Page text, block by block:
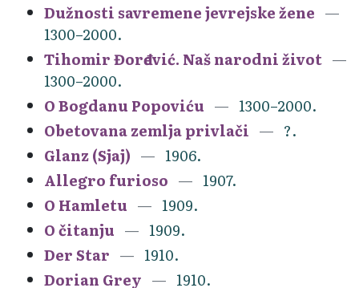
Dužnosti savremene jevrejske žene
1300–2000.
Tihomir Đorđević. Naš narodni život
1300–2000.
O Bogdanu Popoviću
1300–2000.
Obetovana zemlja privlači
?.
Glanz (Sjaj)
1906.
Allegro furioso
1907.
O Hamletu
1909.
O čitanju
1909.
Der Star
1910.
Dorian Grey
1910.